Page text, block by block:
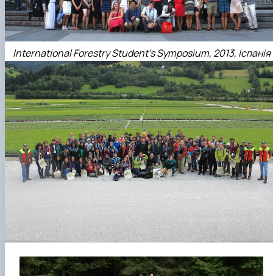
International Forestry Student’s Symposium, 2013, Іспанія